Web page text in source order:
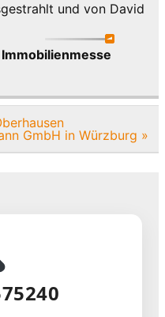
und von David
GmbH in Würzburg »